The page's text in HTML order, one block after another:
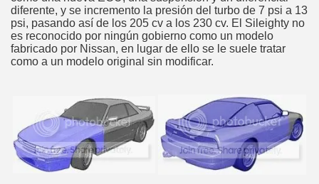
diferente, y se incremento la presión del turbo de 7 psi a 13
psi, pasando así de los 205 cv a los 230 cv. El Sileighty no
es reconocido por ningún gobierno como un modelo
fabricado por Nissan, en lugar de ello se le suele tratar
como a un modelo original sin modificar.